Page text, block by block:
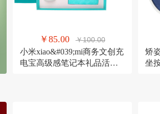
￥85.00 ￥100.00
小米xiao&#039;mi商务文创充
电宝高级感笔记本礼品活动
矫
坐